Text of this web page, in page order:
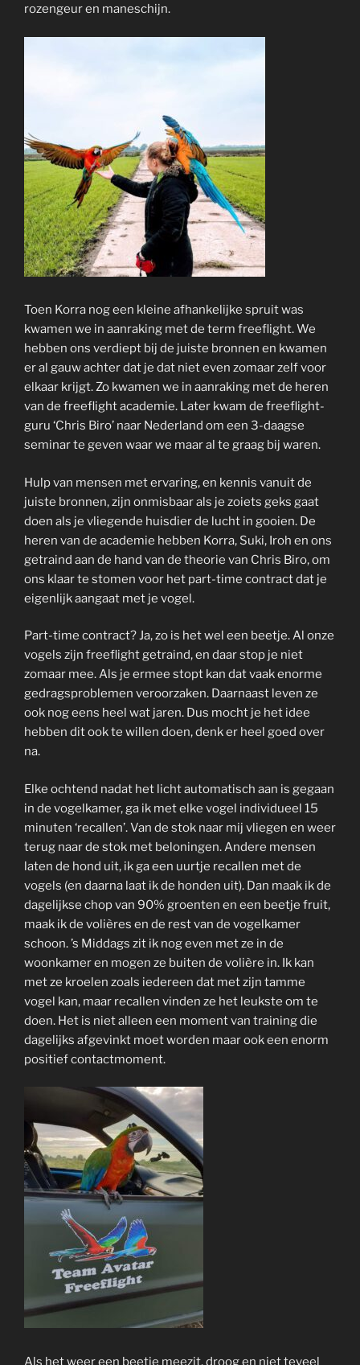
rozengeur en maneschijn.
Toen Korra nog een kleine afhankelijke spruit was
kwamen we in aanraking met de term freeflight. We
hebben ons verdiept bij de juiste bronnen en kwamen
er al gauw achter dat je dat niet even zomaar zelf voor
elkaar krijgt. Zo kwamen we in aanraking met de heren
van de freeflight academie. Later kwam de freeflight-
guru ‘Chris Biro’ naar Nederland om een 3-daagse
seminar te geven waar we maar al te graag bij waren.
Hulp van mensen met ervaring, en kennis vanuit de
juiste bronnen, zijn onmisbaar als je zoiets geks gaat
doen als je vliegende huisdier de lucht in gooien. De
heren van de academie hebben Korra, Suki, Iroh en ons
getraind aan de hand van de theorie van Chris Biro, om
ons klaar te stomen voor het part-time contract dat je
eigenlijk aangaat met je vogel.
Part-time contract? Ja, zo is het wel een beetje. Al onze
vogels zijn freeflight getraind, en daar stop je niet
zomaar mee. Als je ermee stopt kan dat vaak enorme
gedragsproblemen veroorzaken. Daarnaast leven ze
ook nog eens heel wat jaren. Dus mocht je het idee
hebben dit ook te willen doen, denk er heel goed over
na.
Elke ochtend nadat het licht automatisch aan is gegaan
in de vogelkamer, ga ik met elke vogel individueel 15
minuten ‘recallen’. Van de stok naar mij vliegen en weer
terug naar de stok met beloningen. Andere mensen
laten de hond uit, ik ga een uurtje recallen met de
vogels (en daarna laat ik de honden uit). Dan maak ik de
dagelijkse chop van 90% groenten en een beetje fruit,
maak ik de volières en de rest van de vogelkamer
schoon. ’s Middags zit ik nog even met ze in de
woonkamer en mogen ze buiten de volière in. Ik kan
met ze kroelen zoals iedereen dat met zijn tamme
vogel kan, maar recallen vinden ze het leukste om te
doen. Het is niet alleen een moment van training die
dagelijks afgevinkt moet worden maar ook een enorm
positief contactmoment.
Als het weer een beetje meezit, droog en niet teveel